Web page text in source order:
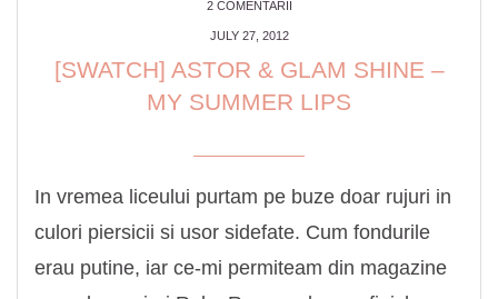
2 COMENTARII
JULY 27, 2012
[SWATCH] ASTOR & GLAM SHINE –
MY SUMMER LIPS
In vremea liceului purtam pe buze doar rujuri in
culori piersicii si usor sidefate. Cum fondurile
erau putine, iar ce-mi permiteam din magazine